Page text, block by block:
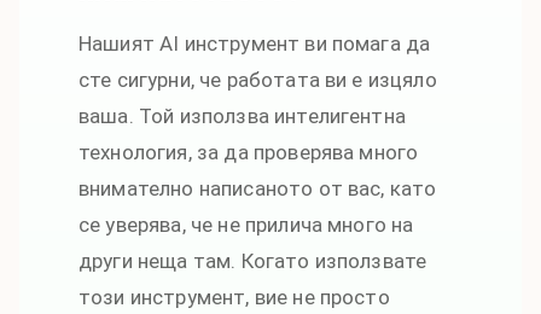
Нашият AI инструмент ви помага да
сте сигурни, че работата ви е изцяло
ваша. Той използва интелигентна
технология, за да проверява много
внимателно написаното от вас, като
се уверява, че не прилича много на
други неща там. Когато използвате
този инструмент, вие не просто